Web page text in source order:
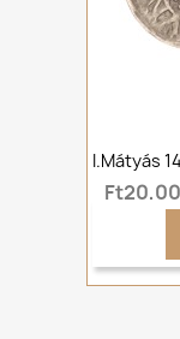
I.Mátyás